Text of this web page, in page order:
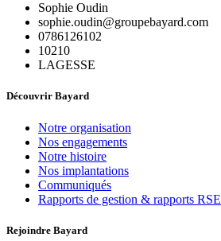
Sophie Oudin
sophie.oudin@groupebayard.com
0786126102
10210
LAGESSE
Découvrir Bayard
Notre organisation
Nos engagements
Notre histoire
Nos implantations
Communiqués
Rapports de gestion & rapports RSE
Rejoindre Bayard